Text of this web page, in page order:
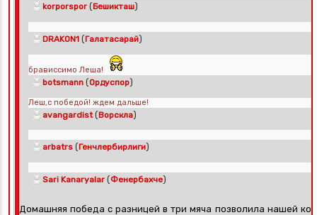
korporspor(Бешикташ)
DRAKON1(Галатасарай)
брависсимо Леша!
botsmann(Ордуспор)
Леш,с победой! ждем дальше!
avangardist(Ворскла)
arbatrs(Генчлербирлиги)
Sari Kanaryalar(Фенербахче)
Домашняя победа с разницей в три мяча позволила нашей